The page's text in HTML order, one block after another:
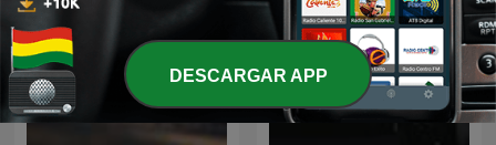
DESCARGAR APP